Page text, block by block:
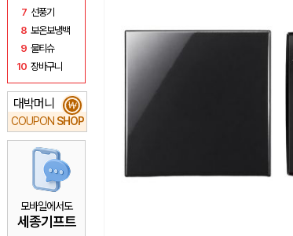
7 선풍기
8 보온보냉백
9 물티슈
10 장바구니
대박머니
COUPON SHOP
₩
모바일에서도
세종기프트